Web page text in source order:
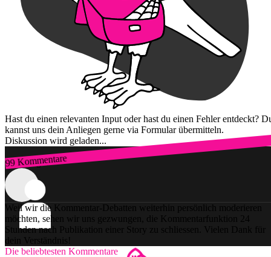
Hast du einen relevanten Input oder hast du einen Fehler entdeckt?
kannst uns dein Anliegen gerne via Formular übermitteln.
Diskussion wird geladen...
99 Kommentare
Zum Login
Weil wir die Kommentar-Debatten weiterhin persönlich moderieren
möchten, sehen wir uns gezwungen, die Kommentarfunktion 24
Stunden nach Publikation einer Story zu schliessen. Vielen Dank für
dein Verständnis!
Die beliebtesten Kommentare